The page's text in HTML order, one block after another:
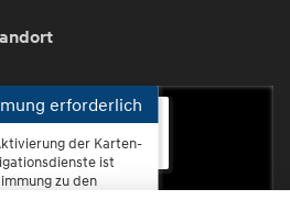
Koblenz-Rauental
erforderlich
der Karten-
ist
zu den